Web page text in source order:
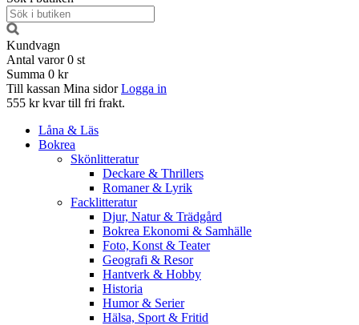
Kundvagn
Antal varor 0 st
Summa 0 kr
Till kassan Mina sidor Logga in
555 kr kvar till fri frakt.
Låna & Läs
Bokrea
Skönlitteratur
Deckare & Thrillers
Romaner & Lyrik
Facklitteratur
Djur, Natur & Trädgård
Bokrea Ekonomi & Samhälle
Foto, Konst & Teater
Geografi & Resor
Hantverk & Hobby
Historia
Humor & Serier
Hälsa, Sport & Fritid